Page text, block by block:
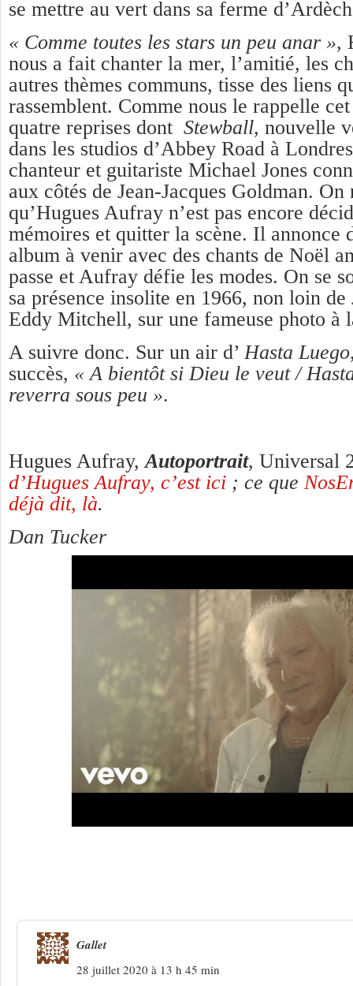
se mettre au vert dans sa ferme
« Comme toutes les stars un peu anar »,
nous a fait chanter la mer, l’amitié, les
autres thèmes communs, tisse des liens
rassemblent. Comme nous le rappelle
quatre reprises dont Stewball, nouvelle
dans les studios d’Abbey Road à
chanteur et guitariste Michael Jones
aux côtés de Jean-Jacques Goldman. On
qu’Hugues Aufray n’est pas encore
mémoires et quitter la scène. Il annonce
album à venir avec des chants de Noël
passe et Aufray défie les modes. On se
sa présence insolite en 1966, non loin
Eddy Mitchell, sur une fameuse photo à
A suivre donc. Sur un air d’ Hasta Luego
succès, « A bientôt si Dieu le veut /
reverra sous peu ».
Hugues Aufray, Autoportrait, Universal
d’Hugues Aufray, c’est ici ; ce que
déjà dit, là.
Dan Tucker
Gallet
28 juillet 2020 à 13 h 45 min